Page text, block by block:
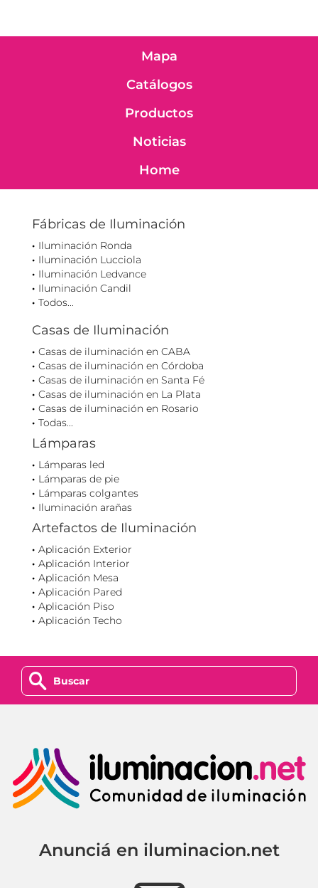
Mapa
Catálogos
Productos
Noticias
Home
Fábricas de Iluminación
Iluminación Ronda
Iluminación Lucciola
Iluminación Ledvance
Iluminación Candil
Todos...
Casas de Iluminación
Casas de iluminación en CABA
Casas de iluminación en Córdoba
Casas de iluminación en Santa Fé
Casas de iluminación en La Plata
Casas de iluminación en Rosario
Todas...
Lámparas
Lámparas led
Lámparas de pie
Lámparas colgantes
Iluminación arañas
Artefactos de Iluminación
Aplicación Exterior
Aplicación Interior
Aplicación Mesa
Aplicación Pared
Aplicación Piso
Aplicación Techo
z
Anunciá en iluminacion.net